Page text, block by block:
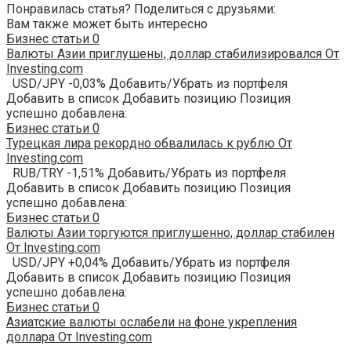
Понравилась статья? Поделиться с друзьями:
Вам также может быть интересно
Бизнес статьи 0
Валюты Азии приглушены, доллар стабилизировался От
Investing.com
USD/JPY -0,03% Добавить/Убрать из портфеля
Добавить в список Добавить позицию Позиция
успешно добавлена:
Бизнес статьи 0
Турецкая лира рекордно обвалилась к рублю От
Investing.com
RUB/TRY -1,51% Добавить/Убрать из портфеля
Добавить в список Добавить позицию Позиция
успешно добавлена:
Бизнес статьи 0
Валюты Азии торгуются приглушенно, доллар стабилен
От Investing.com
USD/JPY +0,04% Добавить/Убрать из портфеля
Добавить в список Добавить позицию Позиция
успешно добавлена:
Бизнес статьи 0
Азиатские валюты ослабели на фоне укрепления
доллара От Investing.com